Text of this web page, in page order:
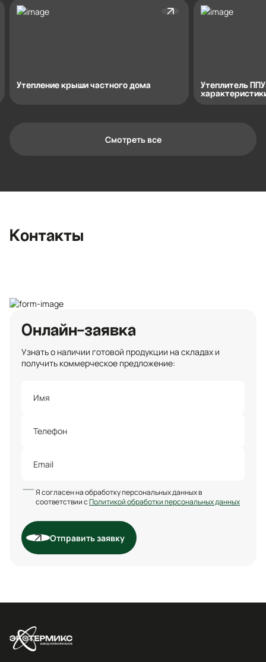
Утепление крыши частного дома
Утеплитель
Смотреть все
Контактыopt@ecotermix.ru
Онлайн-заявка
Узнать о наличии готовой продукции на складах и
получить коммерческое предложение:
Я согласен на обработку персональных данных в
соответствии сПолитикой обработки персональных данных
Отправить заявку